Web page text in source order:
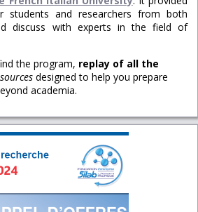
students and researchers from both
discuss with experts in the field of
the program, replay of all the
designed to help you prepare
academia.